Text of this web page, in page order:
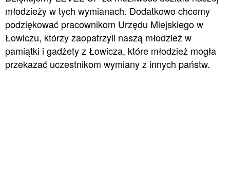
młodzieży w tych wymianach. Dodatkowo chcemy
podziękować pracownikom Urzędu Miejskiego w
Łowiczu, którzy zaopatrzyli naszą młodzież w
pamiątki i gadżety z Łowicza, które młodzież mogła
przekazać uczestnikom wymiany z innych państw.